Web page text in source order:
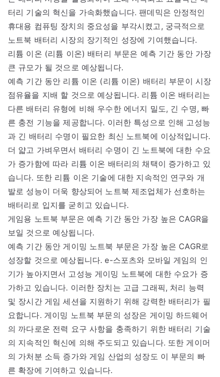
터리 기술의 혁신을 가속화했습니다. 팬데믹은 안정적인
휴대용 컴퓨팅 장치의 중요성을 부각시켰고, 궁극적으로
노트북 배터리 시장의 장기적인 성장에 기여했습니다.
리튬 이온 (리튬 이온) 배터리 부문은 예측 기간 동안 가장
큰 규모가 될 것으로 예상됩니다.
예측 기간 동안 리튬 이온 (리튬 이온) 배터리 부문이 시장
점유율을 지배 할 것으로 예상됩니다. 리튬 이온 배터리는
다른 배터리 유형에 비해 우수한 에너지 밀도, 긴 수명, 빠
른 충전 기능을 제공합니다. 이러한 특성으로 인해 고성능
과 긴 배터리 수명이 필요한 최신 노트북에 이상적입니다.
더 얇고 가벼우면서 배터리 수명이 긴 노트북에 대한 수요
가 증가함에 따라 리튬 이온 배터리의 채택이 증가하고 있
습니다. 또한 리튬 이온 기술에 대한 지속적인 연구와 개
발로 성능이 더욱 향상되어 노트북 제조업체가 선호하는
배터리로 입지를 굳히고 있습니다.
게임용 노트북 부문은 예측 기간 동안 가장 높은 CAGR을
보일 것으로 예상됩니다.
예측 기간 동안 게이밍 노트북 부문은 가장 높은 CAGR로
성장할 것으로 예상됩니다. e-스포츠와 모바일 게임의 인
기가 높아지면서 고성능 게이밍 노트북에 대한 수요가 증
가하고 있습니다. 이러한 장치는 고급 그래픽, 처리 능력
및 장시간 게임 세션을 지원하기 위해 강력한 배터리가 필
요합니다. 게이밍 노트북 부문의 성장은 게이밍 하드웨어
의 까다로운 전력 요구 사항을 충족하기 위한 배터리 기술
의 지속적인 혁신에 의해 주도되고 있습니다. 또한 게이머
의 가처분 소득 증가와 게임 산업의 성장도 이 부문의 빠
른 확장에 기여하고 있습니다.